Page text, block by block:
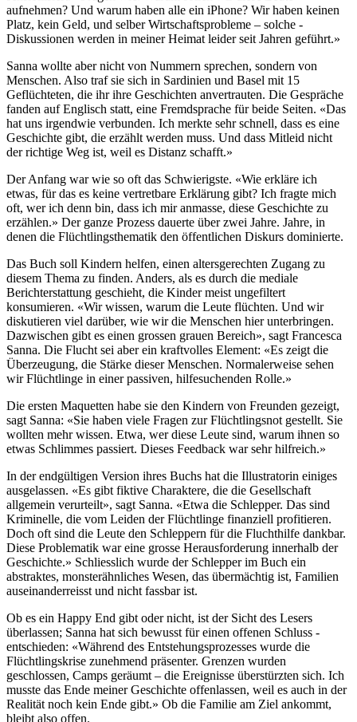
aufnehmen? Und warum haben alle ein iPhone? Wir haben keinen
Platz, kein Geld, und selber Wirtschafts­probleme – solche ­
Diskussionen werden in meiner Heimat leider seit Jahren geführt.»
Sanna wollte aber nicht von Nummern sprechen, sondern von
Menschen. Also traf sie sich in Sardinien und Basel mit 15
Geflüchteten, die ihr ihre Geschichten anvertrauten. Die Gespräche
fanden auf Englisch statt, eine Fremdsprache für beide Seiten. «Das
hat uns irgendwie verbunden. Ich merkte sehr schnell, dass es eine
Geschichte gibt, die erzählt werden muss. Und dass Mitleid nicht
der richtige Weg ist, weil es Distanz schafft.»
Der Anfang war wie so oft das Schwierigste. «Wie erkläre ich
etwas, für das es keine vertretbare Erklärung gibt? Ich fragte mich
oft, wer ich denn bin, dass ich mir anmasse, diese Geschichte zu
erzählen.» Der ganze Prozess dauerte über zwei Jahre. Jahre, in
denen die Flüchtlingsthematik den öffentlichen Diskurs dominierte.
Das Buch soll Kindern helfen, einen altersgerechten Zugang zu
diesem Thema zu finden. Anders, als es durch die mediale
Berichterstattung geschieht, die Kinder meist ungefiltert
konsumieren. «Wir wissen, warum die Leute flüchten. Und wir
diskutieren viel darüber, wie wir die Menschen hier unterbringen.
Dazwischen gibt es einen grossen grauen Bereich», sagt Francesca
Sanna. Die Flucht sei aber ein kraftvolles Element: «Es zeigt die
Überzeugung, die Stärke dieser Menschen. Normalerweise sehen
wir Flüchtlinge in einer passiven, hilfesuchenden Rolle.»
Die ersten Maquetten habe sie den Kindern von Freunden gezeigt,
sagt Sanna: «Sie haben viele Fragen zur Flüchtlingsnot gestellt. Sie
wollten mehr wissen. Etwa, wer diese Leute sind, warum ihnen so
etwas Schlimmes passiert. Dieses Feedback war sehr hilfreich.»
In der endgültigen Version ihres Buchs hat die Illustratorin einiges
ausgelassen. «Es gibt fiktive Charaktere, die die Gesellschaft
allgemein verurteilt», sagt Sanna. «Etwa die Schlepper. Das sind
Kriminelle, die vom Leiden der Flüchtlinge finanziell profitieren.
Doch oft sind die Leute den Schleppern für die Fluchthilfe dankbar.
Diese Problematik war eine grosse Herausforderung innerhalb der
Geschichte.» Schliesslich wurde der Schlepper im Buch ein
abstraktes, monsterähnliches Wesen, das übermächtig ist, Familien
auseinanderreisst und nicht fassbar ist.
Ob es ein Happy End gibt oder nicht, ist der Sicht des Lesers
überlassen; Sanna hat sich bewusst für einen offenen Schluss ­
entschieden: «Während des Entstehungsprozesses wurde die
Flüchtlingskrise zunehmend präsenter. Grenzen wurden
geschlossen, Camps geräumt – die Ereignisse überstürzten sich. Ich
musste das Ende meiner ­Geschichte offenlassen, weil es auch in der
Realität noch kein Ende gibt.» Ob die Familie am Ziel ankommt,
bleibt also offen.